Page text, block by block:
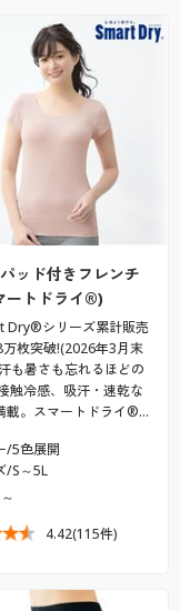
ッド付きフレンチ
ートドライ®)
Dry®シリーズ累計販売
枚突破!(2026年3月末
も暑さも忘れるほどの
触冷感、吸汗・速乾な
載。スマートドライ®…
/5色展開
/S～5L
4.42(115件)